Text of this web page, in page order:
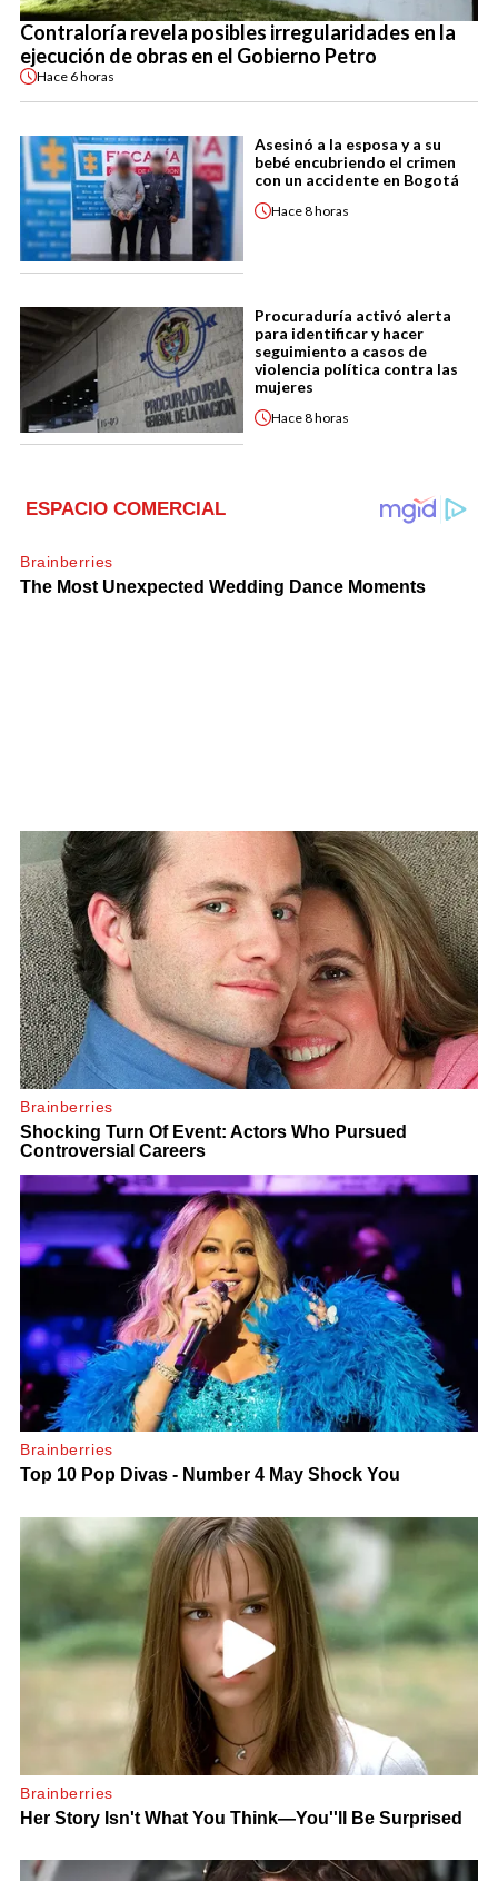
Contraloría revela posibles irregularidades en la
ejecución de obras en el Gobierno Petro
Hace 6 horas
Asesinó a la esposa y a su
bebé encubriendo el crimen
con un accidente en Bogotá
Hace8 horas
Procuraduría activó alerta
para identificar y hacer
seguimiento a casos de
violencia política contra las
mujeres
Hace8 horas